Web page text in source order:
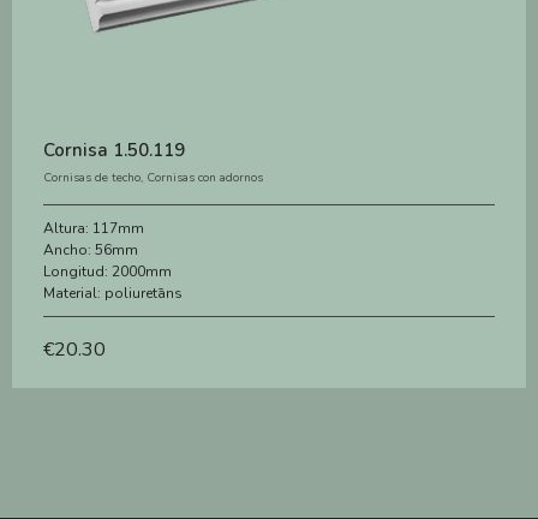
Cornisa 1.50.119
Cornisas de techo, Cornisas con adornos
Altura: 117mm
Ancho: 56mm
Longitud: 2000mm
Material: poliuretāns
€20.30